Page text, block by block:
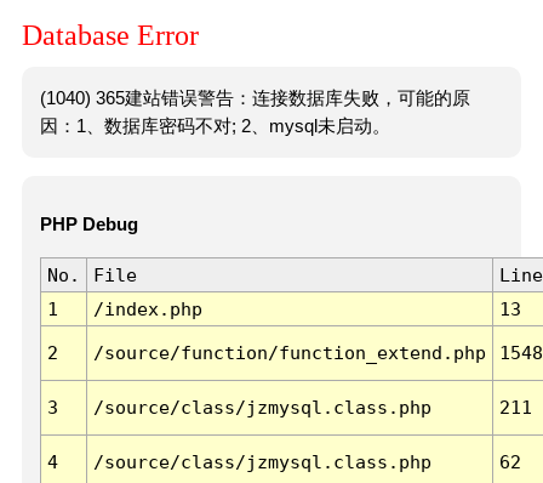
Database Error
(1040) 365建站错误警告：连接数据库失败，可能的原
因：1、数据库密码不对; 2、mysql未启动。
PHP Debug
No. File
Line
1
/index.php 13
2 /source/function/function_extend.php 1548
3 /source/class/jzmysql.class.php 211
4 /source/class/jzmysql.class.php 62